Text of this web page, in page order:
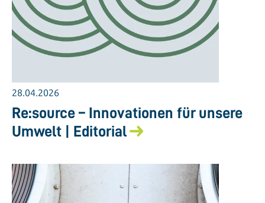
28.04.2026
Re:source – Innovationen für unsere
Umwelt | Editorial